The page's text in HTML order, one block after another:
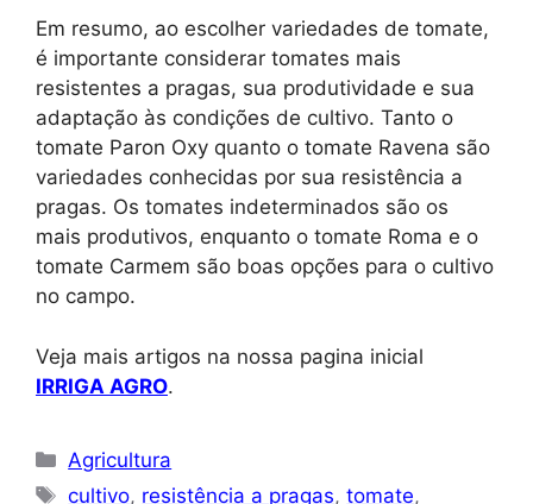
Em resumo, ao escolher variedades de tomate,
é importante considerar tomates mais
resistentes a pragas, sua produtividade e sua
adaptação às condições de cultivo. Tanto o
tomate Paron Oxy quanto o tomate Ravena são
variedades conhecidas por sua resistência a
pragas. Os tomates indeterminados são os
mais produtivos, enquanto o tomate Roma e o
tomate Carmem são boas opções para o cultivo
no campo.
Veja mais artigos na nossa pagina inicial
IRRIGA AGRO.
Categorias
Agricultura
Tags
cultivo, resistência a pragas,tomate,